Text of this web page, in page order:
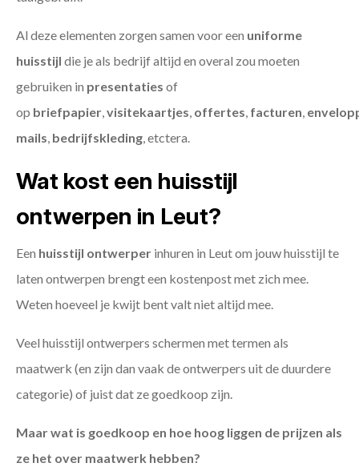
Al deze elementen zorgen samen voor een uniforme
huisstijl die je als bedrijf altijd en overal zou moeten
gebruiken in presentaties of
op briefpapier,visitekaartjes, offertes, facturen,
mails, bedrijfskleding, etctera.
Wat kost een huisstijl
ontwerpen in Leut?
Een huisstijl ontwerper inhuren in Leut om jouw huisstijl te
laten ontwerpen brengt een kostenpost met zich mee.
Weten hoeveel je kwijt bent valt niet altijd mee.
Veel huisstijl ontwerpers schermen met termen als
maatwerk (en zijn dan vaak de ontwerpers uit de duurdere
categorie) of juist dat ze goedkoop zijn.
Maar wat is goedkoop en hoe hoog liggen de prijzen als
ze het over maatwerk hebben?